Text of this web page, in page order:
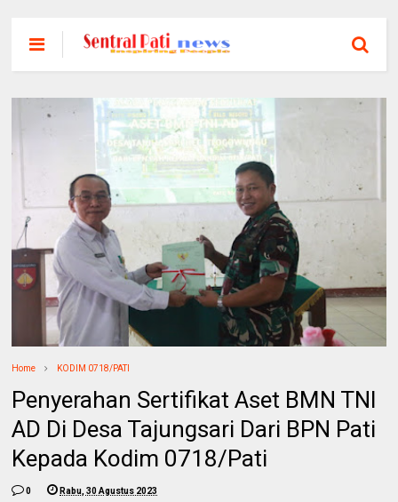
Home KODIM 0718/PATI
Penyerahan Sertifikat Aset BMN TNI
AD Di Desa Tajungsari Dari BPN Pati
Kepada Kodim 0718/Pati
0 Rabu, 30 Agustus 2023